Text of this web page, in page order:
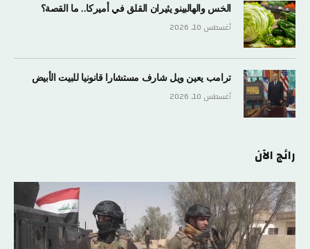
الخس والهالبينو يثيران القلق في أميركا.. ما القصة؟
أغسطس 10, 2026
ترامب يعين ويل شارف مستشارا قانونيا للبيت الأبيض
أغسطس 10, 2026
رائج الآن